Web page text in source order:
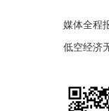
媒体全程
低空经济